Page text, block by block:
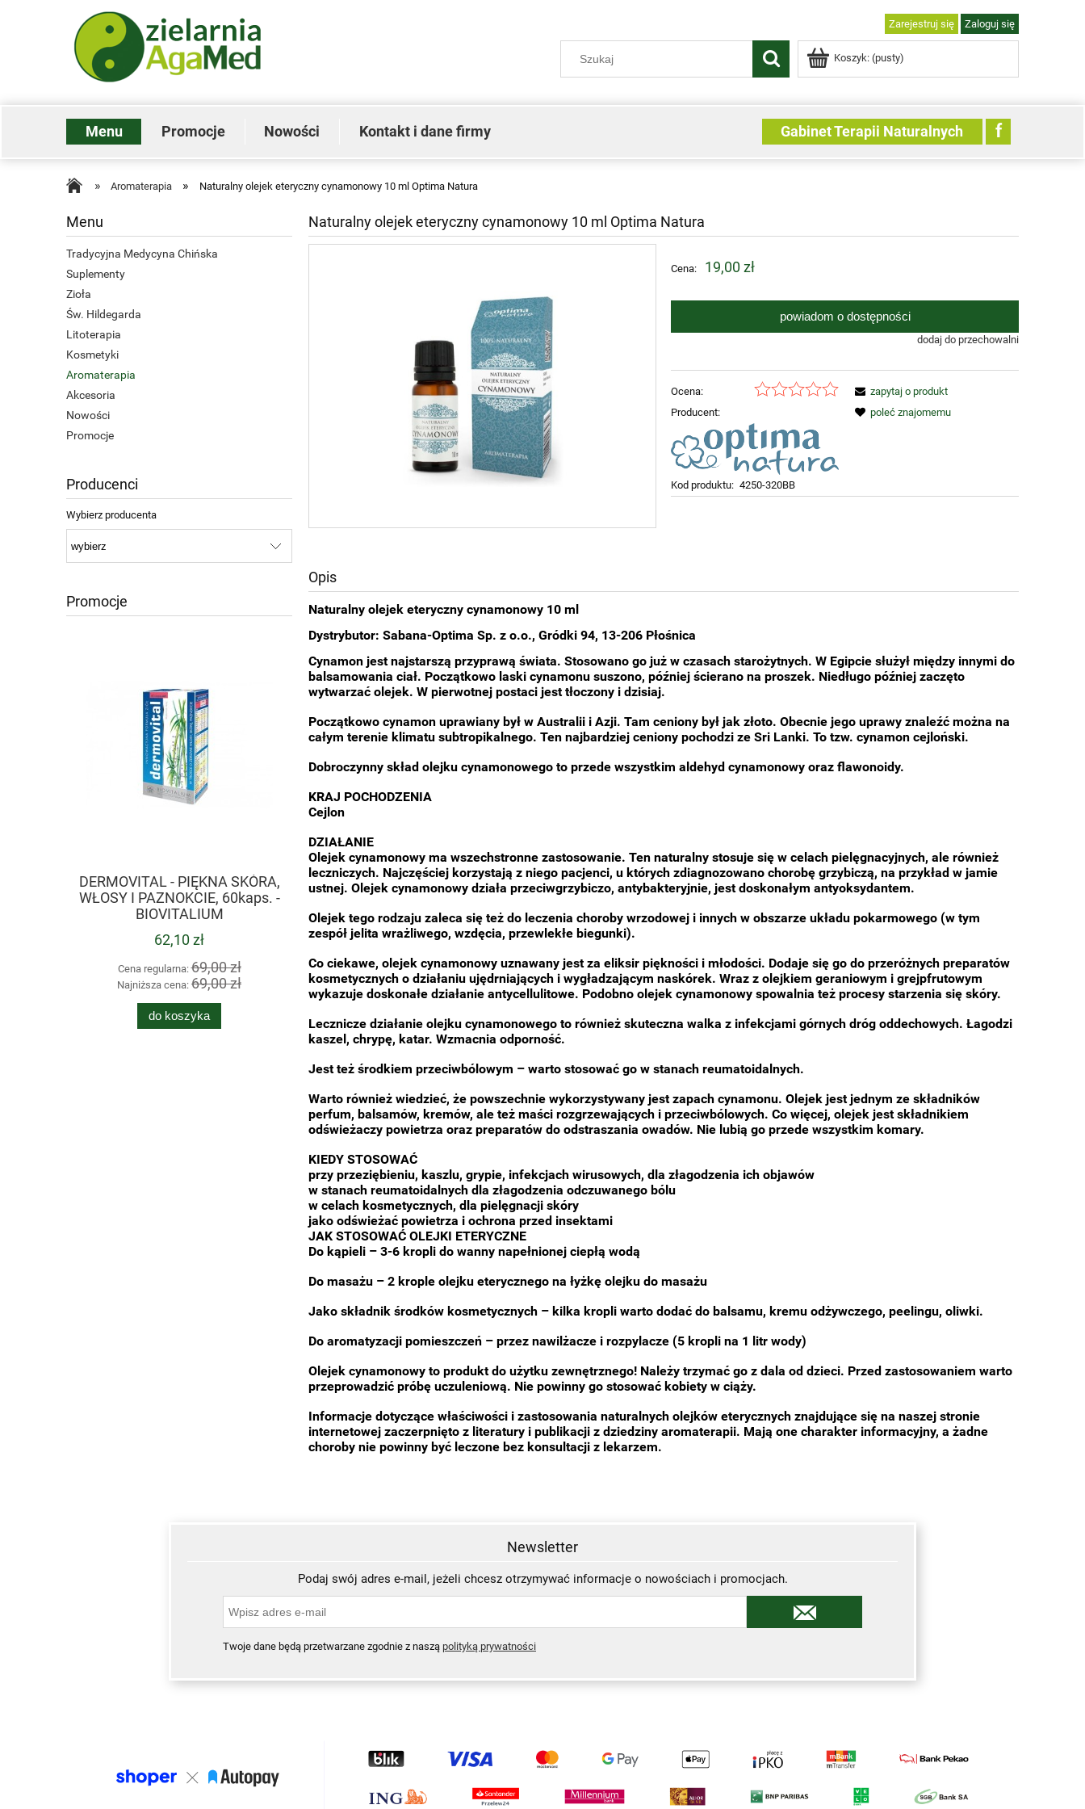
Zarejestruj się Zaloguj się
Koszyk: (pusty)
Menu Promocje Nowości Kontakt i dane firmy f
Gabinet Terapii Naturalnych
» Aromaterapia » Naturalny olejek eteryczny cynamonowy 10 ml Optima Natura
Menu
Tradycyjna Medycyna Chińska
Suplementy
Zioła
Św. Hildegarda
Litoterapia
Kosmetyki
Aromaterapia
Akcesoria
Nowości
Promocje
Producenci
Wybierz producenta
Promocje
DERMOVITAL - PIĘKNA SKÓRA,
WŁOSY I PAZNOKCIE, 60kaps. -
BIOVITALIUM
62,10 zł
Cena regularna:69,00 zł
Najniższa cena: 69,00 zł
do koszyka
PEI PA KOA syrop 150 ml KASZEL
GORĄCZKA CHRYPKA
67,50 zł
Cena regularna:75,00 zł
Najniższa cena:75,00 zł
do koszyka
PEI PA KOA syrop 300ml KASZEL
GORĄCZKA CHRYPKA
89,10 zł
Cena regularna:99,00 zł
Najniższa cena:99,00 zł
do koszyka
Wrośniak różnobarwny - Coriolus
versicolor - Trametes versicolor -
90 kaps.
Cena regularna: 100,00 zł
Najniższa cena:100,00 zł
do koszyka
Reishi -
Naturalny olejek eteryczny cynamonowy 10 ml Optima Natura
Cena: 19,00 zł
powiadom o dostępności
dodaj do przechowalni
Ocena:
Producent:
Kod produktu: 4250-320BB
zapytaj o produkt
poleć znajomemu
Opis
Naturalny olejek eteryczny cynamonowy 10 ml
Dystrybutor: Sabana-Optima Sp. z o.o., Gródki 94, 13-206 Płośnica
Cynamon jest najstarszą przyprawą świata. Stosowano go już w czasach starożytnych. W Egipcie służył między innymi do
balsamowania ciał. Początkowo laski cynamonu suszono, później ścierano na proszek. Niedługo później zaczęto
wytwarzać olejek. W pierwotnej postaci jest tłoczony i dzisiaj.
Początkowo cynamon uprawiany był w Australii i Azji. Tam ceniony był jak złoto. Obecnie jego uprawy znaleźć można na
całym terenie klimatu subtropikalnego. Ten najbardziej ceniony pochodzi ze Sri Lanki. To tzw. cynamon cejloński.
Dobroczynny skład olejku cynamonowego to przede wszystkim aldehyd cynamonowy oraz flawonoidy.
KRAJ POCHODZENIA
Cejlon
DZIAŁANIE
Olejek cynamonowy ma wszechstronne zastosowanie. Ten naturalny stosuje się w celach pielęgnacyjnych, ale również
leczniczych. Najczęściej korzystają z niego pacjenci, u których zdiagnozowano chorobę grzybiczą, na przykład w jamie
ustnej. Olejek cynamonowy działa przeciwgrzybiczo, antybakteryjnie, jest doskonałym antyoksydantem.
Olejek tego rodzaju zaleca się też do leczenia choroby wrzodowej i innych w obszarze układu pokarmowego (w tym
zespół jelita wrażliwego, wzdęcia, przewlekłe biegunki).
Co ciekawe, olejek cynamonowy uznawany jest za eliksir piękności i młodości. Dodaje się go do przeróżnych preparatów
kosmetycznych o działaniu ujędrniających i wygładzającym naskórek. Wraz z olejkiem geraniowym i grejpfrutowym
wykazuje doskonałe działanie antycellulitowe. Podobno olejek cynamonowy spowalnia też procesy starzenia się skóry.
Lecznicze działanie olejku cynamonowego to również skuteczna walka z infekcjami górnych dróg oddechowych. Łagodzi
kaszel, chrypę, katar. Wzmacnia odporność.
Jest też środkiem przeciwbólowym – warto stosować go w stanach reumatoidalnych.
Warto również wiedzieć, że powszechnie wykorzystywany jest zapach cynamonu. Olejek jest jednym ze składników
perfum, balsamów, kremów, ale też maści rozgrzewających i przeciwbólowych. Co więcej, olejek jest składnikiem
odświeżaczy powietrza oraz preparatów do odstraszania owadów. Nie lubią go przede wszystkim komary.
KIEDY STOSOWAĆ
przy przeziębieniu, kaszlu, grypie, infekcjach wirusowych, dla złagodzenia ich objawów
w stanach reumatoidalnych dla złagodzenia odczuwanego bólu
w celach kosmetycznych, dla pielęgnacji skóry
jako odświeżać powietrza i ochrona przed insektami
JAK STOSOWAĆ OLEJKI ETERYCZNE
Do kąpieli – 3-6 kropli do wanny napełnionej ciepłą wodą
Do masażu – 2 krople olejku eterycznego na łyżkę olejku do masażu
Jako składnik środków kosmetycznych – kilka kropli warto dodać do balsamu, kremu odżywczego, peelingu, oliwki.
Do aromatyzacji pomieszczeń – przez nawilżacze i rozpylacze (5 kropli na 1 litr wody)
Olejek cynamonowy to produkt do użytku zewnętrznego! Należy trzymać go z dala od dzieci. Przed zastosowaniem warto
przeprowadzić próbę uczuleniową. Nie powinny go stosować kobiety w ciąży.
Informacje dotyczące właściwości i zastosowania naturalnych olejków eterycznych znajdujące się na naszej stronie
internetowej zaczerpnięto z literatury i publikacji z dziedziny aromaterapii. Mają one charakter informacyjny, a żadne
choroby nie powinny być leczone bez konsultacji z lekarzem.
Newsletter
Podaj swój adres e-mail, jeżeli chcesz otrzymywać informacje o nowościach i promocjach.
Twoje dane będą przetwarzane zgodnie z naszą polityką prywatności